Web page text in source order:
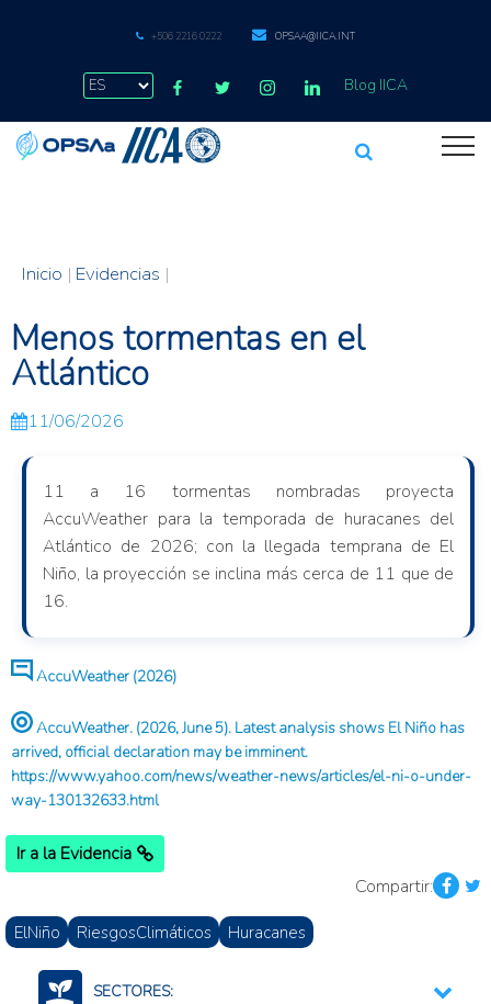
+506 2216 0222 OPSAA@IICA.INT
Blog IICA
Inicio | Evidencias |
Menos tormentas en el
Atlántico
11/06/2026
11 a 16 tormentas nombradas proyecta
AccuWeather para la temporada de huracanes del
Atlántico de 2026; con la llegada temprana de El
Niño, la proyección se inclina más cerca de 11 que de
16.
AccuWeather (2026)
AccuWeather. (2026, June 5). Latest analysis shows El Niño has
arrived, official declaration may be imminent.
https://www.yahoo.com/news/weather-news/articles/el-ni-o-under-
way-130132633.html
Ir a la Evidencia
Compartir:
ElNiño RiesgosClimáticos Huracanes
SECTORES: